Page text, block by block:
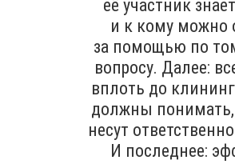
её участник
и к кому можно
за помощью по
вопросу. Далее:
вплоть до
должны
несут
И последнее: